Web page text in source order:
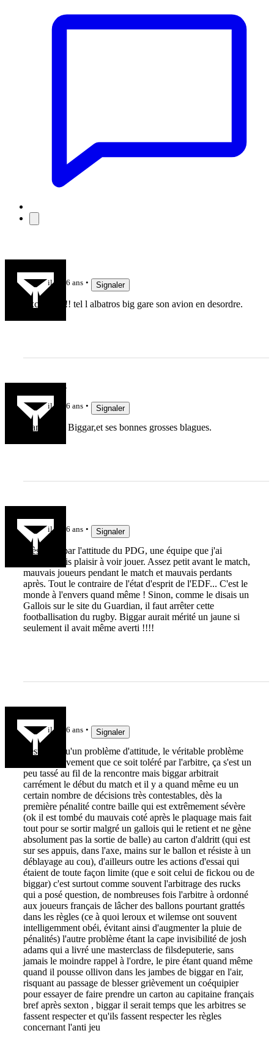
il y a 6 ans Signaler
Excellent !!! tel l albatros big gare son avion en desordre.
gougougne
il y a 6 ans Signaler
Jean Marie Biggar,et ses bonnes grosses blagues.
il y a 6 ans Signaler
Très déçu par l'attitude du PDG, une équipe que j'ai
pourtant pris plaisir à voir jouer. Assez petit avant le match,
mauvais joueurs pendant le match et mauvais perdants
après. Tout le contraire de l'état d'esprit de l'EDF... C'est le
monde à l'envers quand même ! Sinon, comme le disais un
Gallois sur le site du Guardian, il faut arrêter cette
footballisation du rugby. Biggar aurait mérité un jaune si
seulement il avait même averti !!!!
il y a 6 ans Signaler
c'est plus qu'un problème d'attitude, le véritable problème
c'est effectivement que ce soit toléré par l'arbitre, ça s'est un
peu tassé au fil de la rencontre mais biggar arbitrait
carrément le début du match et il y a quand même eu un
certain nombre de décisions très contestables, dès la
première pénalité contre baille qui est extrêmement sévère
(ok il est tombé du mauvais coté après le plaquage mais fait
tout pour se sortir malgré un gallois qui le retient et ne gène
absolument pas la sortie de balle) au carton d'aldritt (qui est
sur ses appuis, dans l'axe, mains sur le ballon et résiste à un
déblayage au cou), d'ailleurs outre les actions d'essai qui
étaient de toute façon limite (que e soit celui de fickou ou de
biggar) c'est surtout comme souvent l'arbitrage des rucks
qui a posé question, de nombreuses fois l'arbitre à ordonné
aux joueurs français de lâcher des ballons pourtant grattés
dans les règles (ce à quoi leroux et wilemse ont souvent
intelligemment obéi, évitant ainsi d'augmenter la pluie de
pénalités) l'autre problème étant la cape invisibilité de josh
adams qui a livré une masterclass de filsdeputerie, sans
jamais le moindre rappel à l'ordre, le pire étant quand même
quand il pousse ollivon dans les jambes de biggar en l'air,
risquant au passage de blesser grièvement un coéquipier
pour essayer de faire prendre un carton au capitaine français
bref après sexton , biggar il serait temps que les arbitres se
fassent respecter et qu'ils fassent respecter les règles
concernant l'anti jeu